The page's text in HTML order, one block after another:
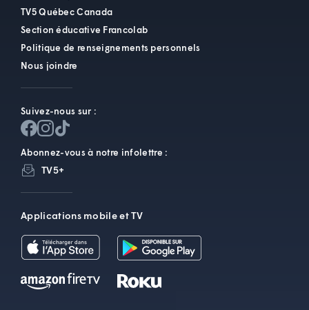
TV5 Québec Canada
Section éducative Francolab
Politique de renseignements personnels
Nous joindre
Suivez-nous sur :
Abonnez-vous à notre infolettre :
TV5+
Applications mobile et TV